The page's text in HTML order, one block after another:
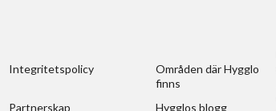
Integritetspolicy
Partnerskap
Områden där Hygglo
finns
Hygglos blogg